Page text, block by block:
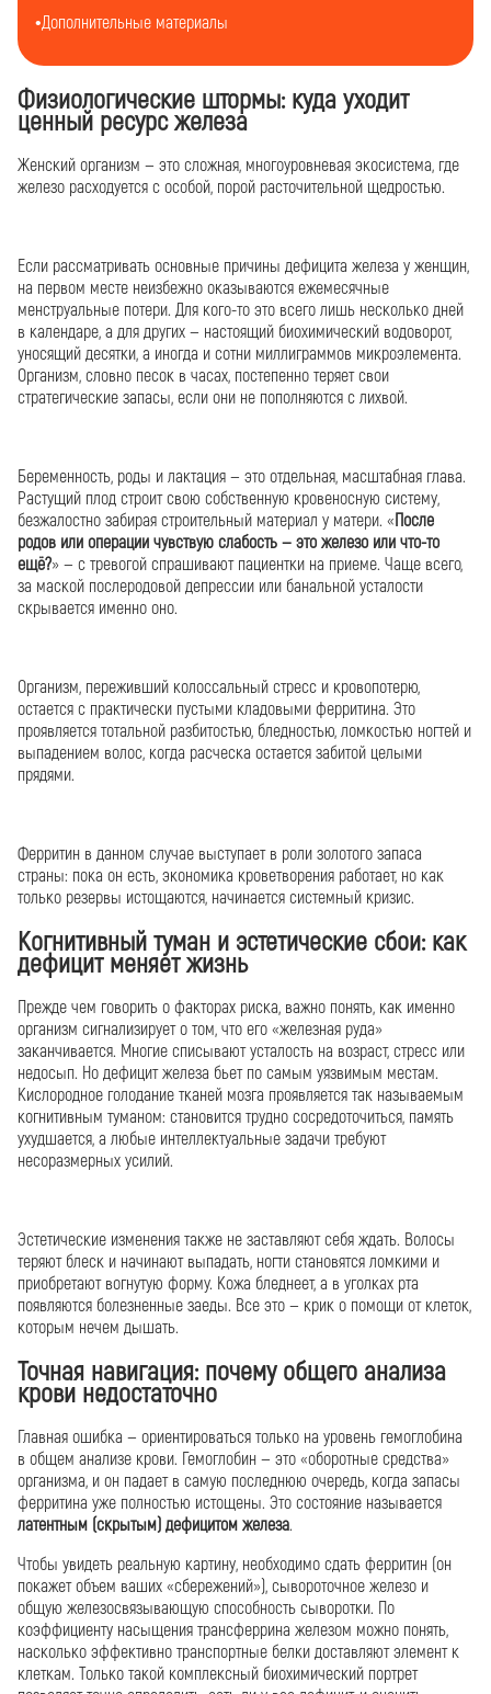
Дополнительные материалы
Физиологические штормы: куда уходит
ценный ресурс железа
Женский организм — это сложная, многоуровневая экосистема, где
железо расходуется с особой, порой расточительной щедростью.
Если рассматривать основные причины дефицита железа у женщин,
на первом месте неизбежно оказываются ежемесячные
менструальные потери. Для кого-то это всего лишь несколько дней
в календаре, а для других — настоящий биохимический водоворот,
уносящий десятки, а иногда и сотни миллиграммов микроэлемента.
Организм, словно песок в часах, постепенно теряет свои
стратегические запасы, если они не пополняются с лихвой.
Беременность, роды и лактация — это отдельная, масштабная глава.
Растущий плод строит свою собственную кровеносную систему,
безжалостно забирая строительный материал у матери. «После
родов или операции чувствую слабость — это железо или что-то
ещё?» — с тревогой спрашивают пациентки на приеме. Чаще всего,
за маской послеродовой депрессии или банальной усталости
скрывается именно оно.
Организм, переживший колоссальный стресс и кровопотерю,
остается с практически пустыми кладовыми ферритина. Это
проявляется тотальной разбитостью, бледностью, ломкостью ногтей и
выпадением волос, когда расческа остается забитой целыми
прядями.
Ферритин в данном случае выступает в роли золотого запаса
страны: пока он есть, экономика кроветворения работает, но как
только резервы истощаются, начинается системный кризис.
Когнитивный туман и эстетические сбои: как
дефицит меняет жизнь
Прежде чем говорить о факторах риска, важно понять, как именно
организм сигнализирует о том, что его «железная руда»
заканчивается. Многие списывают усталость на возраст, стресс или
недосып. Но дефицит железа бьет по самым уязвимым местам.
Кислородное голодание тканей мозга проявляется так называемым
когнитивным туманом: становится трудно сосредоточиться, память
ухудшается, а любые интеллектуальные задачи требуют
несоразмерных усилий.
Эстетические изменения также не заставляют себя ждать. Волосы
теряют блеск и начинают выпадать, ногти становятся ломкими и
приобретают вогнутую форму. Кожа бледнеет, а в уголках рта
появляются болезненные заеды. Все это — крик о помощи от клеток,
которым нечем дышать.
Точная навигация: почему общего анализа
крови недостаточно
Главная ошибка — ориентироваться только на уровень гемоглобина
в общем анализе крови. Гемоглобин — это «оборотные средства»
организма, и он падает в самую последнюю очередь, когда запасы
ферритина уже полностью истощены. Это состояние называется
латентным (скрытым) дефицитом железа
Чтобы увидеть реальную картину, необходимо сдать ферритин (он
покажет объем ваших «сбережений»), сывороточное железо и
общую железосвязывающую способность сыворотки. По
коэффициенту насыщения трансферрина железом можно понять,
насколько эффективно транспортные белки доставляют элемент к
клеткам. Только такой комплексный биохимический портрет